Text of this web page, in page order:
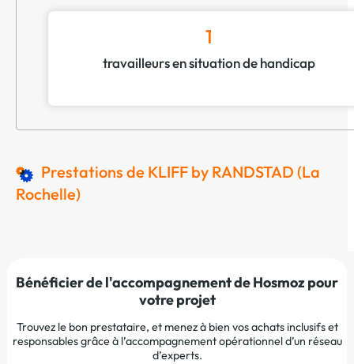
1
travailleurs en situation de handicap
Prestations de KLIFF by RANDSTAD (La
Rochelle)
Bénéficier de l'accompagnement de Hosmoz pour
votre projet
Trouvez le bon prestataire, et menez à bien vos achats inclusifs et
responsables grâce à l’accompagnement opérationnel d’un réseau
d’experts.